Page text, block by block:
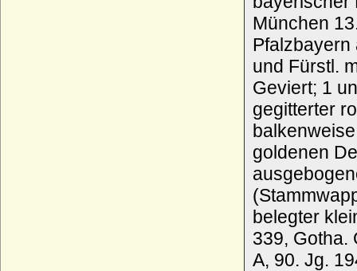
München
und Fürstl.
Geviert; 1
gegitterter
balkenweise
goldenen
belegter
339, Gotha.
A, 90. Jg.